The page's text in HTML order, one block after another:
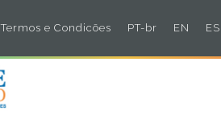
Termos e Condicões PT-br EN ES